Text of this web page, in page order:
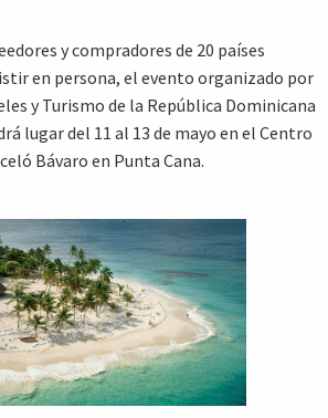
y compradores de 20 países
en persona, el evento organizado por
y Turismo de la República Dominicana
lugar del 11 al 13 de mayo en el Centro
Bávaro en Punta Cana.